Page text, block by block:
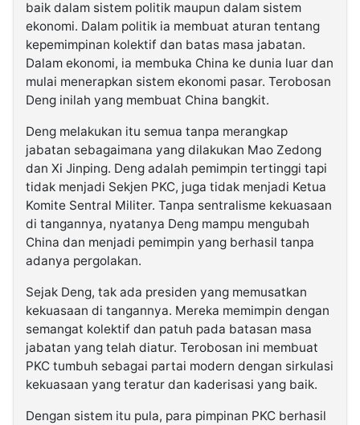
baik dalam sistem politik maupun dalam sistem
ekonomi. Dalam politik ia membuat aturan tentang
kepemimpinan kolektif dan batas masa jabatan.
Dalam ekonomi, ia membuka China ke dunia luar dan
mulai menerapkan sistem ekonomi pasar. Terobosan
Deng inilah yang membuat China bangkit.
Deng melakukan itu semua tanpa merangkap
jabatan sebagaimana yang dilakukan Mao Zedong
dan Xi Jinping. Deng adalah pemimpin tertinggi tapi
tidak menjadi Sekjen PKC, juga tidak menjadi Ketua
Komite Sentral Militer. Tanpa sentralisme kekuasaan
di tangannya, nyatanya Deng mampu mengubah
China dan menjadi pemimpin yang berhasil tanpa
adanya pergolakan.
Sejak Deng, tak ada presiden yang memusatkan
kekuasaan di tangannya. Mereka memimpin dengan
semangat kolektif dan patuh pada batasan masa
jabatan yang telah diatur. Terobosan ini membuat
PKC tumbuh sebagai partai modern dengan sirkulasi
kekuasaan yang teratur dan kaderisasi yang baik.
Dengan sistem itu pula, para pimpinan PKC berhasil